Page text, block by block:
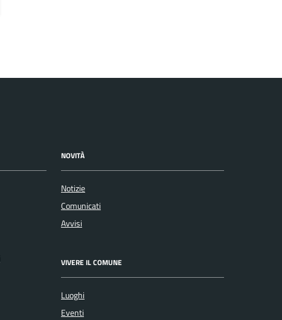
NOVITÀ
Notizie
Comunicati
Avvisi
VIVERE IL COMUNE
Luoghi
Eventi